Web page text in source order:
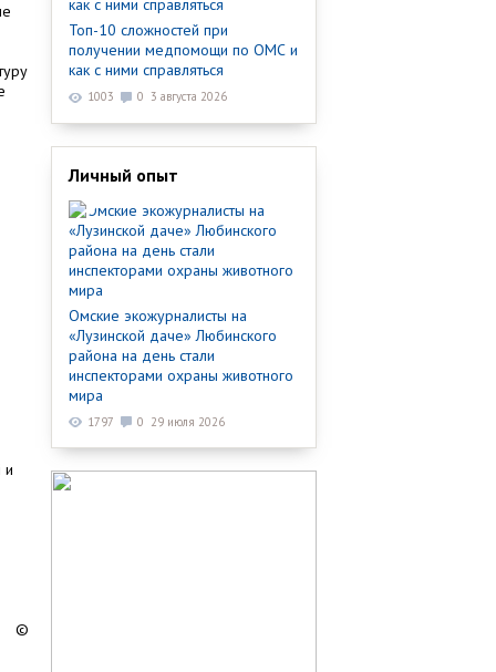
и
©
Топ-10 сложностей при
получении медпомощи по ОМС и
как с ними справляться
1003 0 3 августа 2026
Личный опыт
Омские экожурналисты на
«Лузинской даче» Любинского
района на день стали
инспекторами охраны животного
мира
1797 0 29 июля 2026